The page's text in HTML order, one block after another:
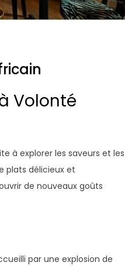
Volonté
à explorer les saveurs et les
plats délicieux et
de nouveaux goûts
par une explosion de